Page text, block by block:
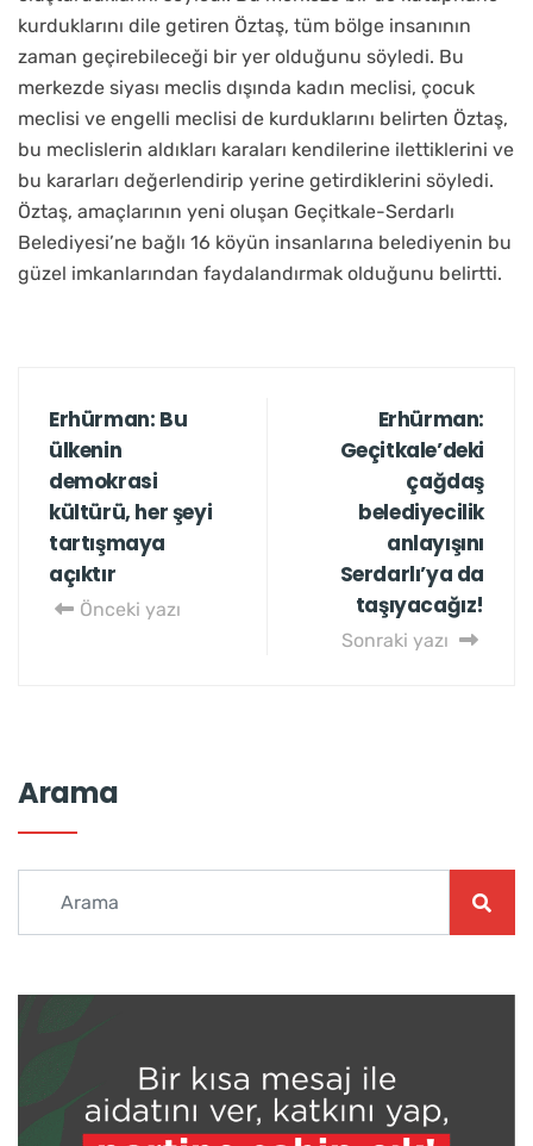
kurduklarını dile getiren Öztaş, tüm bölge insanının
zaman geçirebileceği bir yer olduğunu söyledi. Bu
merkezde siyası meclis dışında kadın meclisi, çocuk
meclisi ve engelli meclisi de kurduklarını belirten Öztaş,
bu meclislerin aldıkları karaları kendilerine ilettiklerini ve
bu kararları değerlendirip yerine getirdiklerini söyledi.
Öztaş, amaçlarının yeni oluşan Geçitkale-Serdarlı
Belediyesi’ne bağlı 16 köyün insanlarına belediyenin bu
güzel imkanlarından faydalandırmak olduğunu belirtti.
Erhürman: Bu
ülkenin
demokrasi
kültürü, her şeyi
tartışmaya
açıktır
Önceki yazı
Erhürman:
Geçitkale’deki
çağdaş
belediyecilik
anlayışını
Serdarlı’ya da
taşıyacağız!
Sonraki yazı
Arama